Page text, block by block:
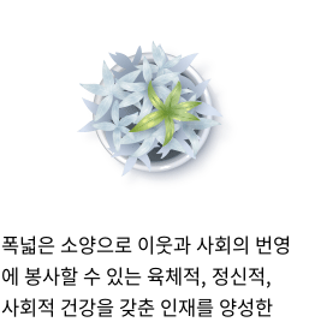
폭넓은 소양으로 이웃과 사회의 번영
에 봉사할 수 있는 육체적, 정신적,
사회적 건강을 갖춘 인재를 양성한